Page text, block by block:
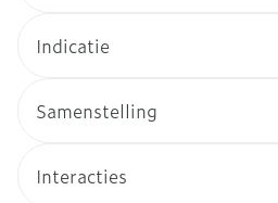
Indicatie
Samenstelling
Interacties